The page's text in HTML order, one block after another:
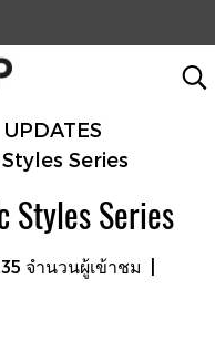
UPDATES
Series
Styles Series
จำนวนผู้เข้าชม